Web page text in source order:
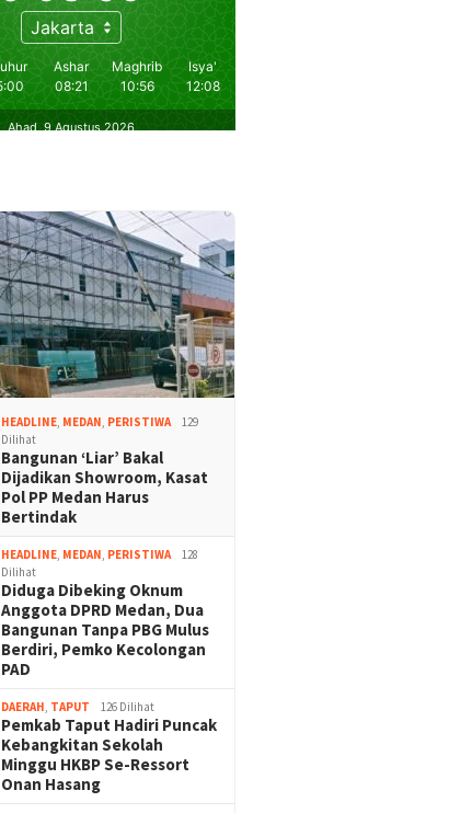
HEADLINE, MEDAN, PERISTIWA
129
Dilihat
Bangunan ‘Liar’ Bakal
Dijadikan Showroom, Kasat
Pol PP Medan Harus
Bertindak
HEADLINE, MEDAN, PERISTIWA
128
Dilihat
Diduga Dibeking Oknum
Anggota DPRD Medan, Dua
Bangunan Tanpa PBG Mulus
Berdiri, Pemko Kecolongan
PAD
DAERAH, TAPUT 126 Dilihat
Pemkab Taput Hadiri Puncak
Kebangkitan Sekolah
Minggu HKBP Se-Ressort
Onan Hasang